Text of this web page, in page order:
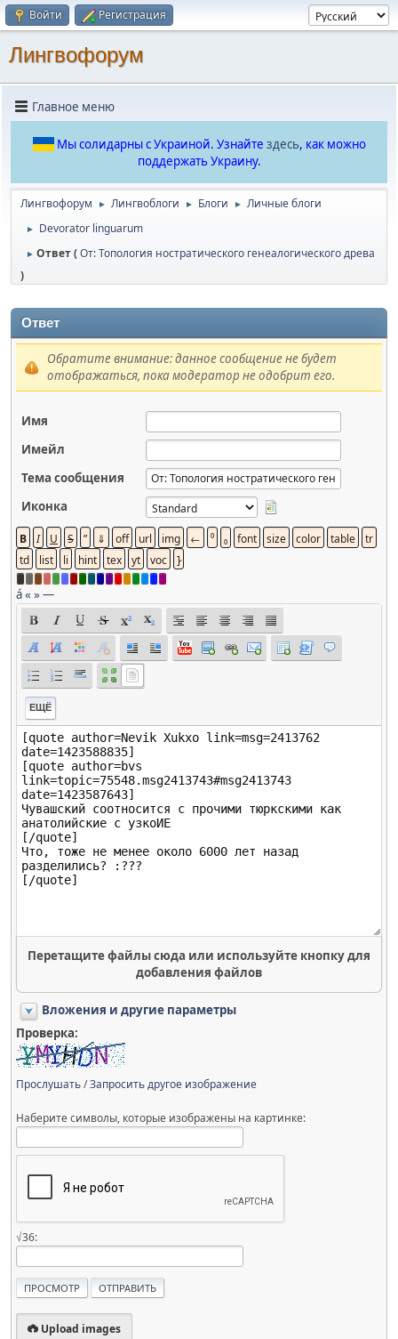
Войти Регистрация
Лингвофорум
Главное меню
Мы солидарны с Украиной. Узнайте здесь, как можно
поддержать Украину.
Лингвофорум ► Лингвоблоги ► Блоги ► Личные блоги
► Devorator linguarum
► Ответ (От: Топология ностратического генеалогического древа
)
Ответ
Обратите внимание: данное сообщение не будет
отображаться, пока модератор не одобрит его.
Имя
Имейл
Тема сообщения
Иконка
á« »—
ЕЩЁ
Перетащите файлы сюда или используйте кнопку для
добавления файлов
Вложения и другие параметры
Проверка:
Прослушать/Запросить другое изображение
Наберите символы, которые изображены на картинке:
√36:
Upload images